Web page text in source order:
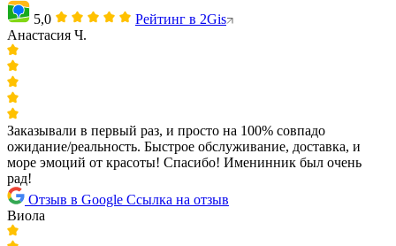
5,0
Рейтинг в 2Gis
Анастасия Ч.
Заказывали в первый раз, и просто на 100% совпадо
ожидание/реальность. Быстрое обслуживание, доставка, и
море эмоций от красоты! Спасибо! Именинник был очень
рад!
Отзыв в Google Ссылка на отзыв
Виола